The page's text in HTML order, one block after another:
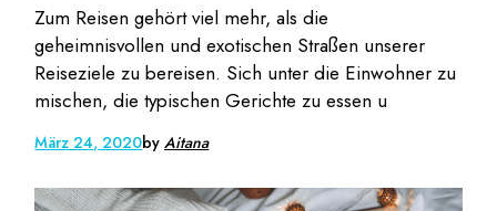
Zum Reisen gehört viel mehr, als die
geheimnisvollen und exotischen Straßen unserer
Reiseziele zu bereisen. Sich unter die Einwohner zu
mischen, die typischen Gerichte zu essen u
März 24, 2020byAitana